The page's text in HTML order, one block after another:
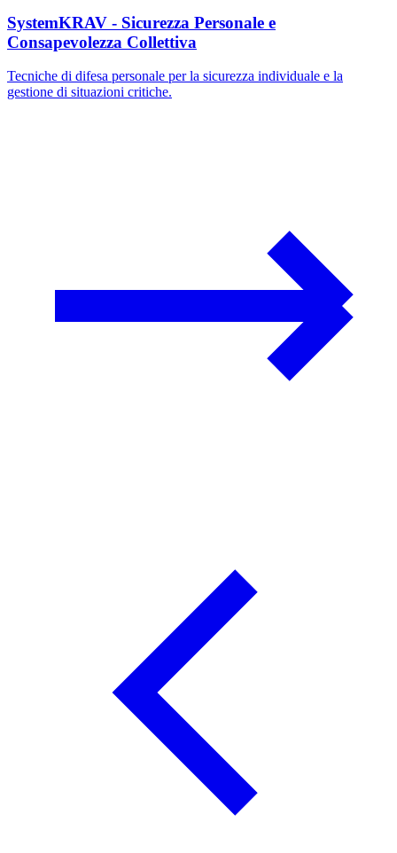
SystemKRAV - Sicurezza Personale e
Consapevolezza Collettiva
Tecniche di difesa personale per la sicurezza individuale e la
gestione di situazioni critiche.